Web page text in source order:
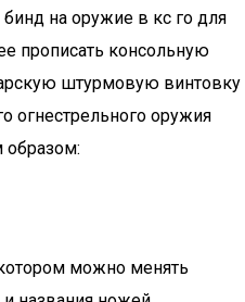
на оружие в кс го для
прописать консольную
штурмовую винтовку
огнестрельного оружия
можно менять